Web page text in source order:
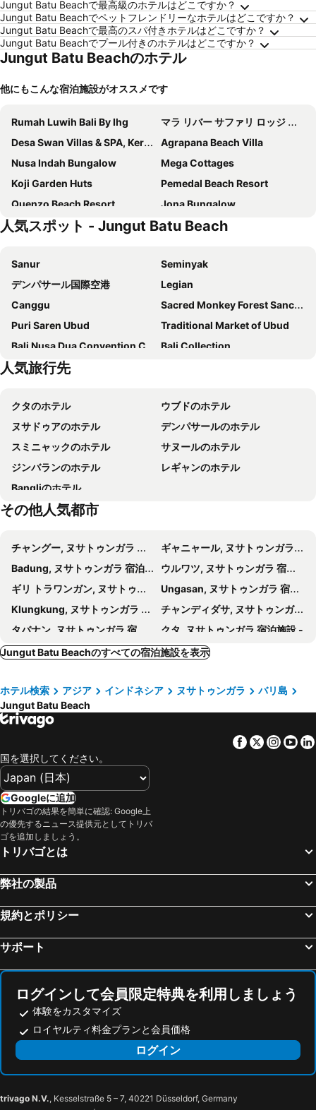
Jungut Batu Beachで最高級のホテルはどこですか？
Jungut Batu Beachでペットフレンドリーなホテルはどこですか？
Jungut Batu Beachで最高のスパ付きホテルはどこですか？
Jungut Batu Beachでプール付きのホテルはどこですか？
Jungut Batu Beachのホテル
他にもこんな宿泊施設がオススメです
Rumah Luwih Bali By Ihg
マラ リバー サファリ ロッジ アット バリ サファリ & マリーン パーク
Desa Swan Villas & SPA, Keramas
Agrapana Beach Villa
Nusa Indah Bungalow
Mega Cottages
Koji Garden Huts
Pemedal Beach Resort
Quenzo Beach Resort
Jona Bungalow
Komaneka At Keramas
バリ ダイヤモンド ヴィラズ
The Beach Huts
Lembongan Island Beach Villas
Sunset Garden Nusa Lembongan
Water Blow Huts
Keramas Moonlight Villa
Bloo Lagoon Eco Village
バトゥ カラン レンボンガン リゾート & デイ スパ
Jenggala Hill
タマリンド ビーチ バンガローズ
D'Camel Hotel Lembongan
Linda Beach Hotel
Tarci Bungalows Lembongan
セレクト ポイント ハッツ
ポンドック ジェンガラ
Pattri Garden Lembongan
マッシュルーム ビーチ バンガロー
Lembongan Cempaka Villa & Restaurant
レンボンガン クリフ ヴィラ
Radiance Sunset Villas Lembongan
セドク ジネン ヴィラ
Super OYO Capital O 612 Dante Guesthouse
Kencana Garden
Yogi Beach Bungalow
Oasis Boutique Villas
Walet's Paradise
Mamamia Island Villa
Santhi Laba Bungalow
ココ リゾート ペニダ
Blue Harbor Beachfront Villas & Resto
Mega Cottages
United Colors of Lembongan
Kawans Inn
Tigerlillys Boutique Hotel
Rairas Villas Lembongan
ナヌクス バンガローズ
Lembongan Lux Villas
バリ マサリ ヴィラズ & スパ
Lembongan Seaview
人気スポット - Jungut Batu Beach
Sanur
Seminyak
デンパサール国際空港
Legian
Canggu
Sacred Monkey Forest Sanctuary
Puri Saren Ubud
Traditional Market of Ubud
Bali Nusa Dua Convention Center
Bali Collection
New Kuta Beach
Double Six Beach
Sindhu
Lembongan
Bali Spirit Festival
Berawa
Pantai Balangan
Nusa Lembongan
Bali Safari & Marine Park
Taman Gili
Pantai Blue Lagoon
Rafting am Ayung River by Bali Adventure Tours
Padang-Padang
Tanah Lot
Karma Beach Bali
Gunung Batur
人気旅行先
クタのホテル
ウブドのホテル
ヌサドゥアのホテル
デンパサールのホテル
スミニャックのホテル
サヌールのホテル
ジンバランのホテル
レギャンのホテル
Bangliのホテル
その他人気都市
チャングー, ヌサトゥンガラ 宿泊施設 -
ギャニャール, ヌサトゥンガラ 宿泊施設 -
Badung, ヌサトゥンガラ 宿泊施設 -
ウルワツ, ヌサトゥンガラ 宿泊施設 -
ギリ トラワンガン, ヌサトゥンガラ 宿泊施設 -
Ungasan, ヌサトゥンガラ 宿泊施設 -
Klungkung, ヌサトゥンガラ 宿泊施設 -
チャンディダサ, ヌサトゥンガラ 宿泊施設 -
タバナン, ヌサトゥンガラ 宿泊施設 -
クタ, ヌサトゥンガラ 宿泊施設 -
スンギギ ビーチ, ヌサトゥンガラ 宿泊施設 -
シガラジャ, ヌサトゥンガラ 宿泊施設 -
Mengwi, ヌサトゥンガラ 宿泊施設 -
Kintamani, ヌサトゥンガラ 宿泊施設 -
アメッド, ヌサトゥンガラ 宿泊施設 -
Negara, ヌサトゥンガラ 宿泊施設 -
Tulamben, ヌサトゥンガラ 宿泊施設 -
Labuan Bajo, ヌサトゥンガラ 宿泊施設 -
West Sumba, ヌサトゥンガラ 宿泊施設 -
Waingapu, ヌサトゥンガラ 宿泊施設 -
West Manggarai, ヌサトゥンガラ 宿泊施設 -
ウブド, ヌサトゥンガラ 宿泊施設 -
ヌサドゥア, ヌサトゥンガラ 宿泊施設 -
スミニャック, ヌサトゥンガラ 宿泊施設 -
ジンバラン, ヌサトゥンガラ 宿泊施設 -
レギャン, ヌサトゥンガラ 宿泊施設 -
Jungut Batu Beachのすべての宿泊施設を表示
ホテル検索 アジア インドネシア ヌサトゥンガラ
バリ島
Jungut Batu Beach
Facebook
Twitter
国を選択してください。
Googleに追加
トリバゴの結果を簡単に確認: Google上
の優先するニュース提供元としてトリバ
ゴを追加しましょう。
トリバゴとは
弊社の製品
規約とポリシー
サポート
ログインして会員限定特典を利用しましょう
体験をカスタマイズ
ロイヤルティ料金プランと会員価格
ログイン
trivago N.V., Kesselstraße 5 – 7, 40221 Düsseldorf, Germany